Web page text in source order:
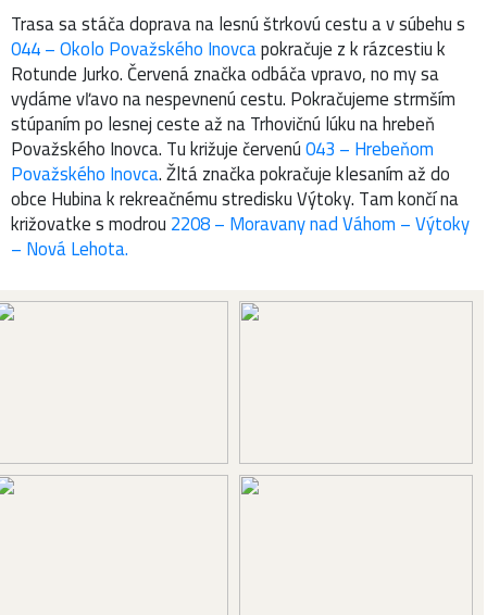
Trasa sa stáča doprava na lesnú štrkovú cestu a v súbehu s
044 – Okolo Považského Inovcapokračuje z k rázcestiu k
Rotunde Jurko. Červená značka odbáča vpravo, no my sa
vydáme vľavo na nespevnenú cestu. Pokračujeme strmším
stúpaním po lesnej ceste až na Trhovičnú lúku na hrebeň
Považského Inovca. Tu križuje červenú043 – Hrebeňom
Považského Inovca. Žltá značka pokračuje klesaním až do
obce Hubina k rekreačnému stredisku Výtoky. Tam končí na
križovatke s modrou2208 – Moravany nad Váhom – Výtoky
– Nová Lehota.